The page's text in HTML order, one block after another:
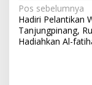
N
a
v
Pos sebelumnya
Hadiri Pelantikan
Tanjungpinang,
Hadiahkan Al-